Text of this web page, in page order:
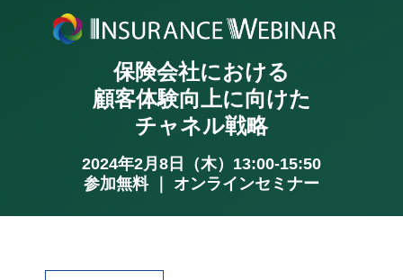
保険会社における
顧客体験向上に向けた
チャネル戦略
2024年2月8日（木）13:00-15:50
参加無料 ｜ オンラインセミナー